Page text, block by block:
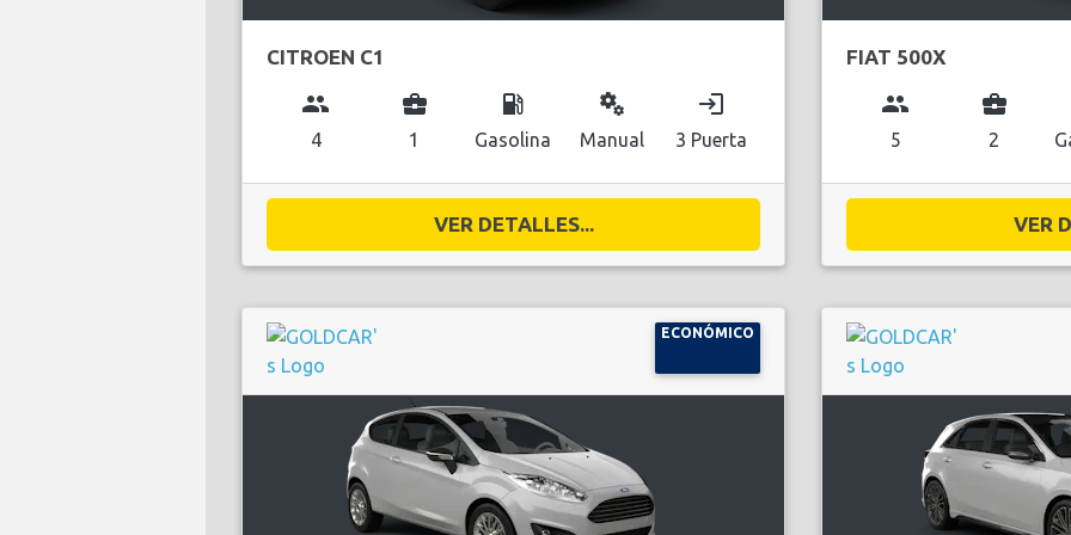
CITROEN C1
group
4
business_center
1
local_gas_station
Gasolina
miscellaneous_services
Manual
login
3 Puerta
VER DETALLES...
FIAT 500X
group
5
business_center
2
VER
ECONÓMICO